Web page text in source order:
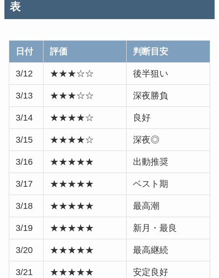
表
日付 評価 判断目安
3/12 ★★★☆☆ 後半狙い
3/13 ★★★☆☆ 深夜勝負
3/14 ★★★★☆ 良好
3/15 ★★★★☆ 深夜◎
3/16 ★★★★★ 出動推奨
3/17 ★★★★★ ベスト期
3/18 ★★★★★ 最高潮
3/19 ★★★★★ 新月・最良
3/20 ★★★★★ 最高継続
3/21 ★★★★★ 安定良好